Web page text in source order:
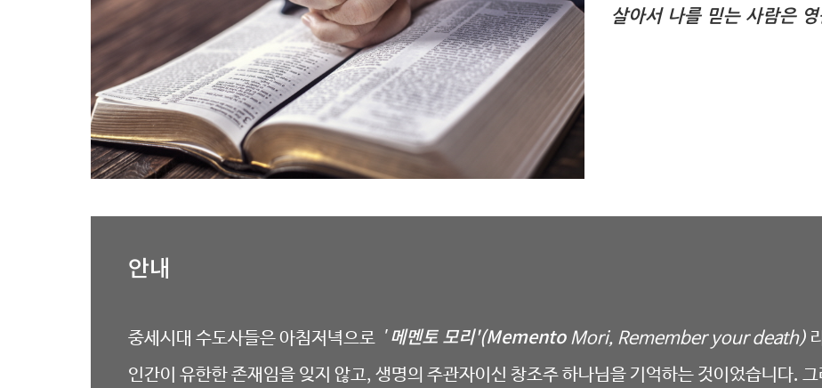
살아서 나를 믿는 사람은
안내
중세시대 수도사들은 아침저녁으로 ' 메멘토 모리'(Memento Mori, Remember your death)
인간이 유한한 존재임을 잊지 않고, 생명의 주관자이신 창조주 하나님을 기억하는 것이었습니다. 그